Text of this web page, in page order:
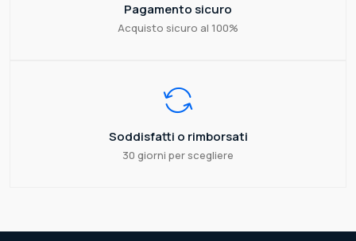
Pagamento sicuro
Acquisto sicuro al 100%
Soddisfatti o rimborsati
30 giorni per scegliere